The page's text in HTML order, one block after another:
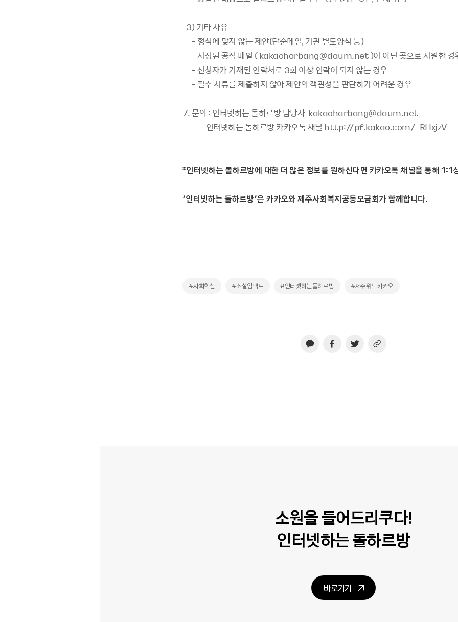
3) 기타 사유
- 형식에 맞지 않는 제안(단순메일, 기관 별도양식 등)
- 지정된 공식 메일 ( kakaoharbang@daum.net )이 아닌 곳으로 지원한 경
- 신청자가 기재된 연락처로 3회 이상 연락이 되지 않는 경우
- 필수 서류를 제출하지 않아 제안의 객관성을 판단하기 어려운 경우
7. 문의 : 인터넷하는 돌하르방 담당자 kakaoharbang@daum.net
인터넷하는 돌하르방 카카오톡 채널 http://pf.kakao.com/_RHxjzV
*인터넷하는 돌하르방에 대한 더 많은 정보를 원하신다면 카카오톡 채널을 통해 1:1
‘인터넷하는 돌하르방’은 카카오와 제주사회복지공동모금회가 함께합니다.
#사회혁신 #소셜임팩트 #인터넷하는돌하르방 #제주위드카카오
소원을 들어드리쿠다!
인터넷하는 돌하르방
바로가기